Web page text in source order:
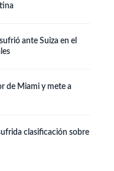
ante Suiza en el
de Miami y mete a
clasificación sobre